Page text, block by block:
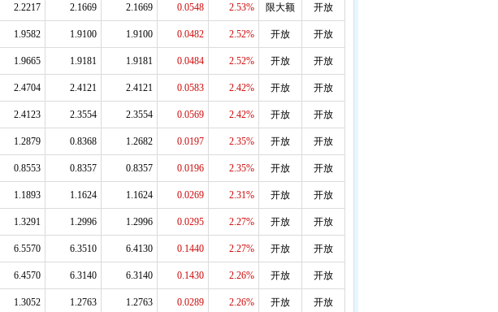
2.2217 2.1669 2.1669 0.0548 2.53% 限大额 开放
1.9582 1.9100 1.9100 0.0482 2.52% 开放 开放
1.9665 1.9181 1.9181 0.0484 2.52% 开放 开放
2.4704 2.4121 2.4121 0.0583 2.42% 开放 开放
2.4123 2.3554 2.3554 0.0569 2.42% 开放 开放
1.2879 0.8368 1.2682 0.0197 2.35% 开放 开放
0.8553 0.8357 0.8357 0.0196 2.35% 开放 开放
1.1893 1.1624 1.1624 0.0269 2.31% 开放 开放
1.3291 1.2996 1.2996 0.0295 2.27% 开放 开放
6.5570 6.3510 6.4130 0.1440 2.27% 开放 开放
6.4570 6.3140 6.3140 0.1430 2.26% 开放 开放
1.3052 1.2763 1.2763 0.0289 2.26% 开放 开放